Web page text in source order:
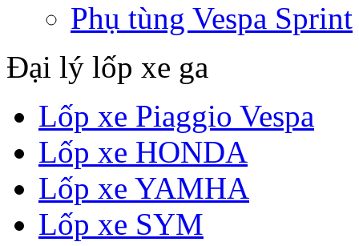
Phụ tùng Vespa Sprint
Đại lý lốp xe ga
Lốp xe Piaggio Vespa
Lốp xe HONDA
Lốp xe YAMHA
Lốp xe SYM